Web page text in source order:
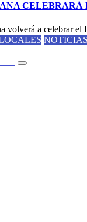
volverá a celebrar el
NOTICIAS